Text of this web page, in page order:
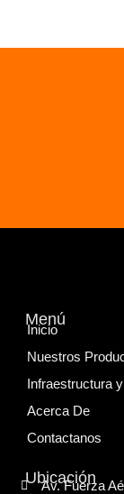
Menú
Inicio
Nuestros
Infraestructura
Acerca De
Contactanos
Ubicación
Av. Fuerza